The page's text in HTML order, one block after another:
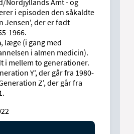
Nordjyllands Amt - og
i episoden den såkaldte
Jensen', der er født
1966.
, læge (i gang med
i almen medicin).
i mellem to generationer.
Y', der går fra 1980-
Z', der går fra